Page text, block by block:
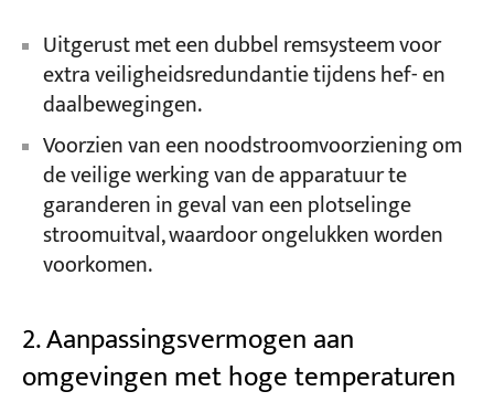
Uitgerust met een dubbel remsysteem voor
extra veiligheidsredundantie tijdens hef- en
daalbewegingen.
Voorzien van een noodstroomvoorziening om
de veilige werking van de apparatuur te
garanderen in geval van een plotselinge
stroomuitval, waardoor ongelukken worden
voorkomen.
2. Aanpassingsvermogen aan
omgevingen met hoge temperaturen